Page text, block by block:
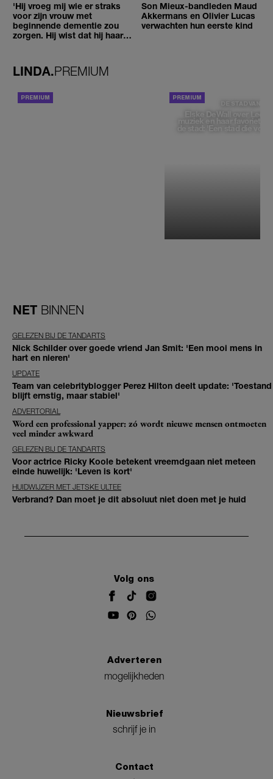
'Hij vroeg mij wie er straks
voor zijn vrouw met
beginnende dementie zou
zorgen. Hij wist dat hij haar
Son Mieux-bandleden Maud
Akkermans en Olivier Lucas
verwachten hun eerste kind
LINDA.PREMIUM
DE STAD VAN
Elske DeWall over
muziek en haar favoriete
de stad: 'Een stad die
NET BINNEN
GELEZEN BIJ DE TANDARTS
Nick Schilder over goede vriend Jan Smit: 'Een mooi mens in
hart en nieren'
UPDATE
Team van celebrityblogger Perez Hilton deelt update: 'Toestand
blijft ernstig, maar stabiel'
ADVERTORIAL
Word een professional yapper: zó wordt nieuwe mensen ontmoeten
veel minder awkward
GELEZEN BIJ DE TANDARTS
Voor actrice Ricky Koole betekent vreemdgaan niet meteen
einde huwelijk: 'Leven is kort'
HUIDWIJZER MET JETSKE ULTEE
Verbrand? Dan moet je dit absoluut niet doen met je huid
Volg ons
Adverteren
mogelijkheden
Nieuwsbrief
schrijf je in
Contact